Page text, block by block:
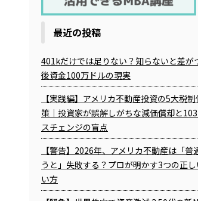
最近の投稿
401kだけでは足りない？知らないと差が
後資金100万ドルの現実
【実践編】アメリカ不動産投資の5大税制
策｜投資家が誤解しがちな減価償却と
スチェンジの盲点
【警告】2026年、アメリカ不動産は「普
うと」失敗する？プロが明かす3つの正し
い方